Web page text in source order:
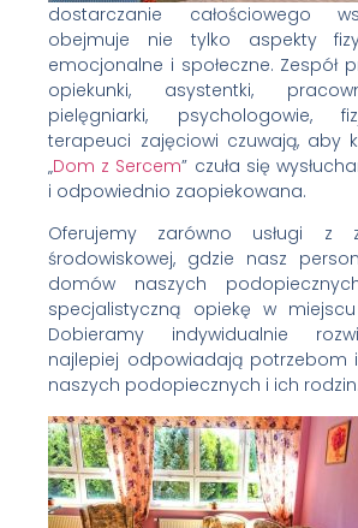
dostarczanie całościowego
obejmuje nie tylko aspekty
emocjonalne i społeczne. Zespół
opiekunki, asystentki,
pielęgniarki, psychologowie,
terapeuci zajęciowi czuwają, aby
„Dom z Sercem” czuła się
i odpowiednio zaopiekowana.
Oferujemy zarówno usługi z
środowiskowej, gdzie nasz
domów naszych
specjalistyczną opiekę w
Dobieramy indywidualnie
najlepiej odpowiadają potrzebom
naszych podopiecznych i ich rodzin.